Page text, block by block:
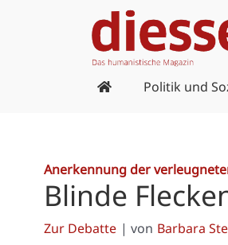
Politik und
Anerkennung der
Blinde
Zur Debatte | von Barbara